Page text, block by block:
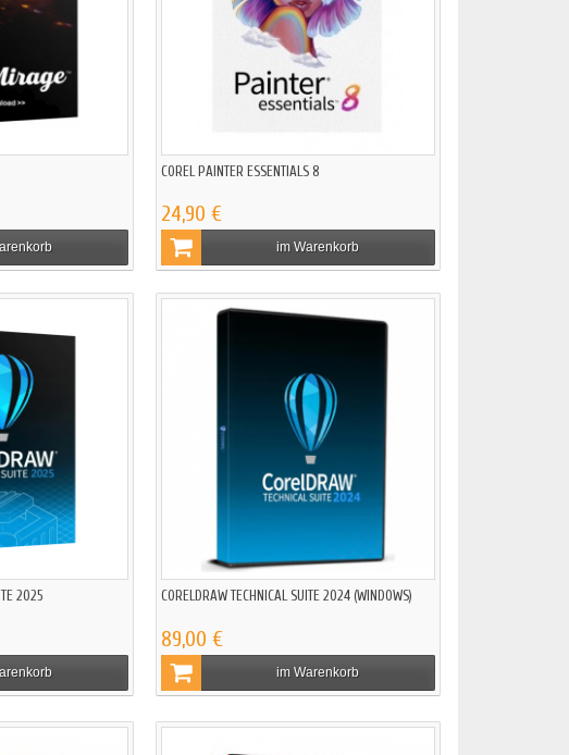
COREL PAINTER ESSENTIALS 8
24,90 €
im Warenkorb
2025 CORELDRAW TECHNICAL SUITE 2024 (WINDOWS)
89,00 €
im Warenkorb